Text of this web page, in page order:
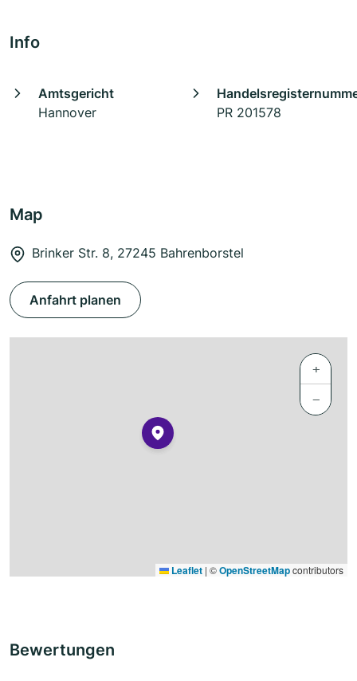
Info
Amtsgericht
Hannover
PR 201578
Map
Brinker Str. 8, 27245 Bahrenborstel
Anfahrt planen
+
−
Leaflet | ©OpenStreetMapcontributors
Bewertungen